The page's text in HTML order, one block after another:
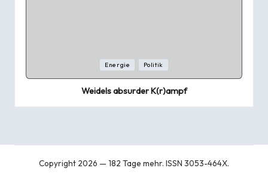
in
Energie Politik
Weidels absurder K(r)ampf
Copyright 2026 — 182 Tage mehr. ISSN 3053-464X.